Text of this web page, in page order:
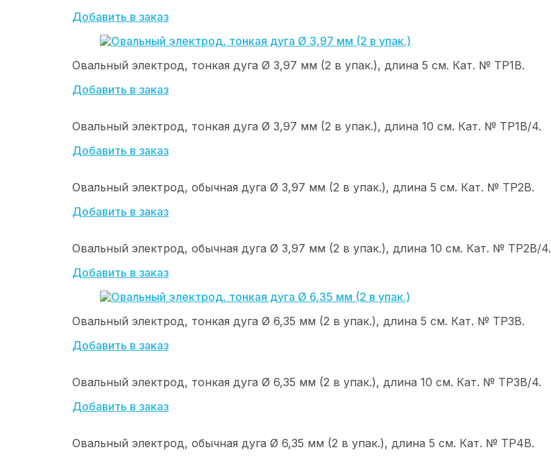
Добавить в заказ
Овальный электрод, тонкая дуга Ø 3,97 мм (2 в упак.), длина 5 см. Кат. № ТР1В.
Добавить в заказ
Овальный электрод, тонкая дуга Ø 3,97 мм (2 в упак.), длина 10 см. Кат. № ТР1В/4.
Добавить в заказ
Овальный электрод, обычная дуга Ø 3,97 мм (2 в упак.), длина 5 см. Кат. № ТР2В.
Добавить в заказ
Овальный электрод, обычная дуга Ø 3,97 мм (2 в упак.), длина 10 см. Кат. № ТР2В/4.
Добавить в заказ
Овальный электрод, тонкая дуга Ø 6,35 мм (2 в упак.), длина 5 см. Кат. № ТР3В.
Добавить в заказ
Овальный электрод, тонкая дуга Ø 6,35 мм (2 в упак.), длина 10 см. Кат. № ТР3В/4.
Добавить в заказ
Овальный электрод, обычная дуга Ø 6,35 мм (2 в упак.), длина 5 см. Кат. № ТР4В.